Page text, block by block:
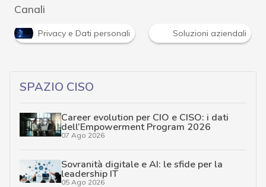
Canali
Privacy e Dati personali Soluzioni aziendali
SPAZIO CISO
Career evolution per CIO e CISO: i dati
dell’Empowerment Program 2026
07 Ago 2026
Sovranità digitale e AI: le sfide per la
leadership IT
05 Ago 2026